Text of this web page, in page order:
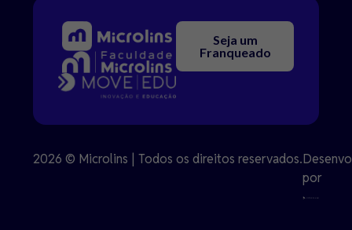
Seja um
Franqueado
2026 © Microlins | Todos os direitos reservados.
por